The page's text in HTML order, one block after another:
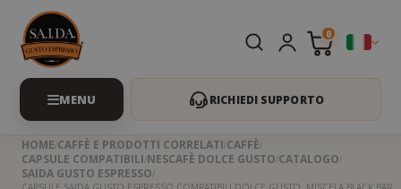
0
RICHIEDI SUPPORTO
HOME CAFFÈ E PRODOTTI CORRELATI CAFFÈ
CAPSULE COMPATIBILI NESCAFÈ DOLCE GUSTO CATALOGO
SAIDA GUSTO ESPRESSO